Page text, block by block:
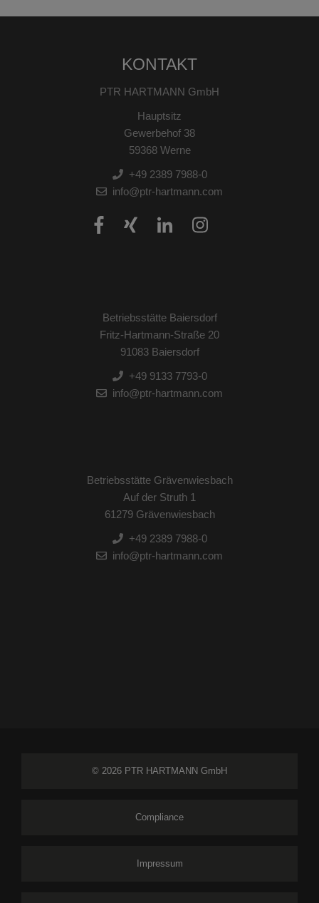
KONTAKT
PTR HARTMANN GmbH
Hauptsitz
Gewerbehof 38
59368 Werne
+49 2389 7988-0
info@ptr-hartmann.com
Betriebsstätte Baiersdorf
Fritz-Hartmann-Straße 20
91083 Baiersdorf
+49 9133 7793-0
info@ptr-hartmann.com
Betriebsstätte Grävenwiesbach
Auf der Struth 1
61279 Grävenwiesbach
+49 2389 7988-0
info@ptr-hartmann.com
© 2026 PTR HARTMANN GmbH
Compliance
Impressum